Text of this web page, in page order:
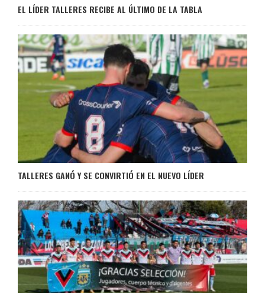
EL LÍDER TALLERES RECIBE AL ÚLTIMO DE LA TABLA
TALLERES GANÓ Y SE CONVIRTIÓ EN EL NUEVO LÍDER